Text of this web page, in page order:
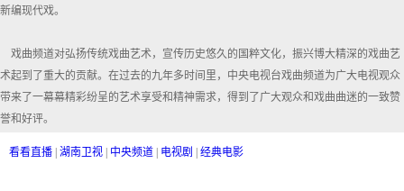
新编现代戏。
戏曲频道对弘扬传统戏曲艺术，宣传历史悠久的国粹文化，振兴博大精深的戏曲艺
术起到了重大的贡献。在过去的九年多时间里，中央电视台戏曲频道为广大电视观众
带来了一幕幕精彩纷呈的艺术享受和精神需求，得到了广大观众和戏曲曲迷的一致赞
誉和好评。
看看直播 湖南卫视 中央频道 电视剧 经典电影